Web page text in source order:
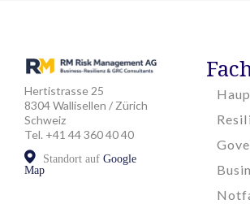
Hertistrasse 25
8304 Wallisellen / Zürich
Schweiz
Tel. +41 44 360 40 40
Standort auf Google
Map